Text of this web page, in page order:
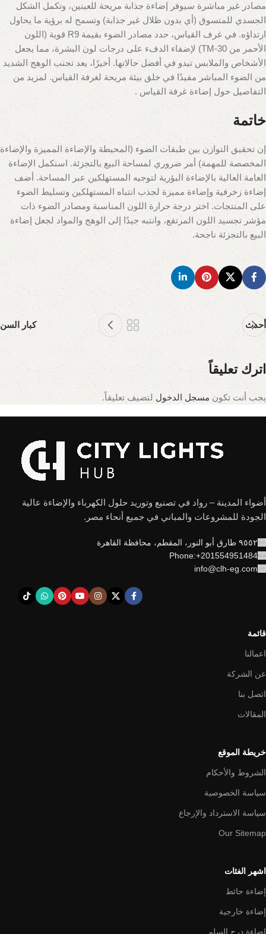
مصادر غير مباشرة سيوفر إضاءة جذابة مريحة للعينين، وتكمل الشكل
الجسدي للمتسوق (أي بدون ظلال غير جذابة) وتسمح له برؤية ما يحاول
ارتداؤه. في غرف القياس، حدد مصادر الضوء بقيمة R9 قوية (اللون
الأحمر من TM-30) لإضفاء الدفء على درجات لون البشرة، مما يجعل
الأشخاص والملابس تبدو في أفضل حالاتها. أخيرًا، يعد تجنب الوهج الشديد
من الضوء المباشر مفيدًا في خلق بيئة مريحة لغرفة القياس. لمزيد من
التفاصيل حول إضاءة غرفة القياس .
خاتمة
إن تحقيق التوازن بين طبقات الضوء (المحيطة والإضاءة المميزة والإضاءة
المخصصة للمهمة) أمر ضروري لمساحة البيع بالتجزئة. استكمل الإضاءة
العامة العالية بالإضاءة البؤرية لتوجيه المستهلكين عبر المساحة. أضف
إضاءة زخرفية وإضاءة مميزة لجذب انتباه المستهلكين وتسليط الضوء
على المنتجات. اختر درجة حرارة اللون المناسبة ومصادر الضوء ذات
مؤشر تجسيد اللون المرتفع، وانتبه جيدًا إلى الوهج والمواد لجعل إضاءة
البيع بالتجزئة ناجحة.
أحدث كبار السن
اترك تعليقاً
يجب أنت تكون مسجل الدخول لتضيف تعليقاً.
أضواء المدينة – رواد في تصنيع وتوريد حلول الكهرباء والإضاءة عالية
الجودة للمشروعات والمباني في جميع أنحاء مصر.
٩٥٥٢ طارق أبو النور، المقطم، محافظة القاهرة
Phone:+201554951484
info@clh-eg.com
قائمة
اعمالنا
عن الشركة
اتصل بنا
المقالات
خريطة الموقع
الشروط والأحكام
سياسة الخصوصية
سياسة الاسترداد والإرجاع
Our Sitemap
اشهر الفئات
إضاءة حائط
إضاءة خارجية
إضاءة درج السلم